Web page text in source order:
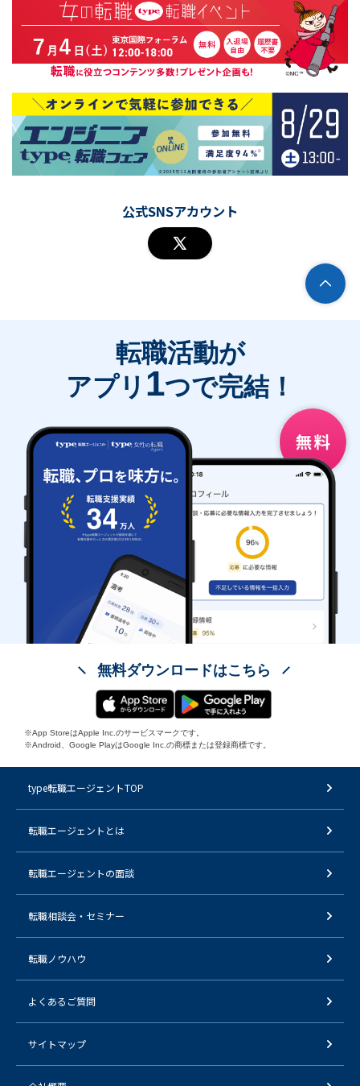
公式SNSアカウント
転職活動が
アプリ 1つで完結！
無料ダウンロードはこちら
※App StoreはApple Inc.のサービスマークです。
※Android、Google PlayはGoogle Inc.の商標または登録商標です。
type転職エージェントTOP
転職エージェントとは
転職エージェントの面談
転職相談会・セミナー
転職ノウハウ
よくあるご質問
サイトマップ